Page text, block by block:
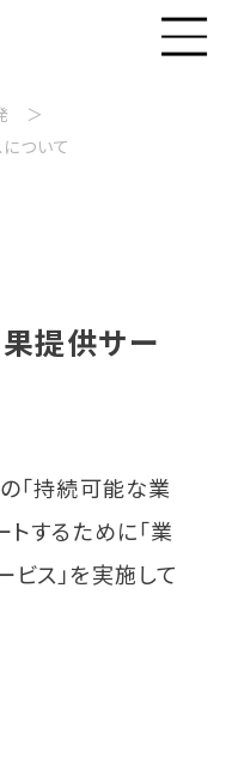
ついて
提供サー
「持続可能な業
するために「業
ス」を実施して